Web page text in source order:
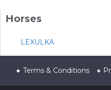
Horses
LEXULKA
Terms & Conditions